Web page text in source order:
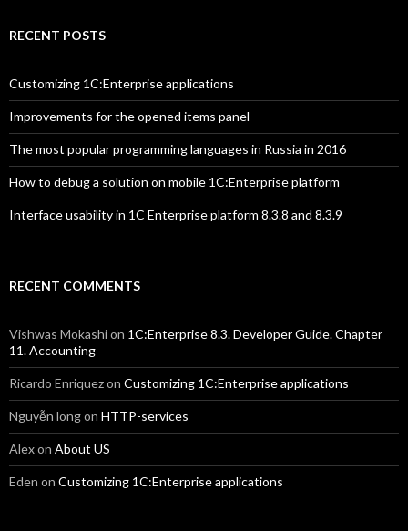
RECENT POSTS
Customizing 1C:Enterprise applications
Improvements for the opened items panel
The most popular programming languages in Russia in 2016
How to debug a solution on mobile 1C:Enterprise platform
Interface usability in 1C Enterprise platform 8.3.8 and 8.3.9
RECENT COMMENTS
Vishwas Mokashion 1C:Enterprise 8.3. Developer Guide. Chapter
11. Accounting
Ricardo Enriquezon Customizing 1C:Enterprise applications
Nguyễn longon HTTP-services
Alexon About US
Eden on Customizing 1C:Enterprise applications